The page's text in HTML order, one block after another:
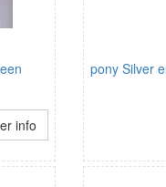
info
pony Silver